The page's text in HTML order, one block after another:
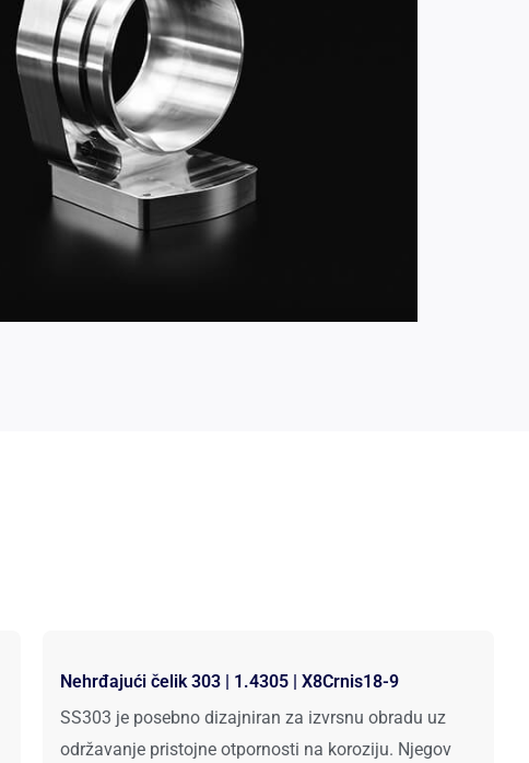
Nehrđajući čelik 303 | 1.4305 | X8Crnis18-9
SS303 je posebno dizajniran za izvrsnu obradu uz
održavanje pristojne otpornosti na koroziju. Njegov